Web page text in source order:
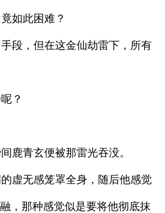
如此困难？
段，但在这金仙劫雷下，所有
？
鹿青玄便被那雷光吞没。
虚无感笼罩全身，随后他感觉
，那种感觉似是要将他彻底抹